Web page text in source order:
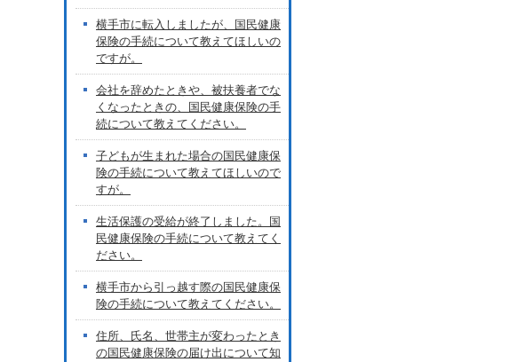
横手市に転入しましたが、国民健康
保険の手続について教えてほしいの
ですが。
会社を辞めたときや、被扶養者でな
くなったときの、国民健康保険の手
続について教えてください。
子どもが生まれた場合の国民健康保
険の手続について教えてほしいので
すが。
生活保護の受給が終了しました。国
民健康保険の手続について教えてく
ださい。
横手市から引っ越す際の国民健康保
険の手続について教えてください。
住所、氏名、世帯主が変わったとき
の国民健康保険の届け出について知